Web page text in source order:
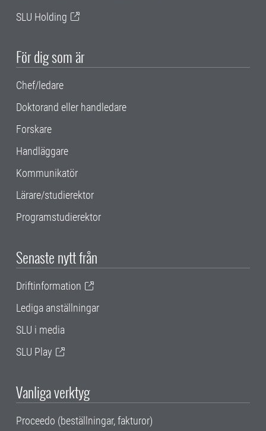
SLU Holding
För dig som är
Chef/ledare
Doktorand eller handledare
Forskare
Handläggare
Kommunikatör
Lärare/studierektor
Programstudierektor
Senaste nytt från
Driftinformation
Lediga anställningar
SLU i media
SLU Play
Vanliga verktyg
Proceedo (beställningar, fakturor)